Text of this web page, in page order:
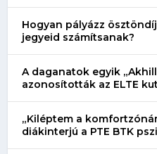
Hogyan pályázz
jegyeid számítsanak?
A daganatok egyik
azonosították az ELTE
„Kiléptem a
diákinterjú a PTE BTK